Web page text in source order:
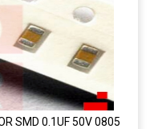
SMD 0.1UF 50V 0805